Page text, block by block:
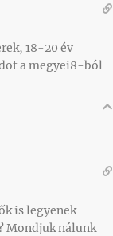
18-20 év
a megyei8-ból
is legyenek
Mondjuk nálunk